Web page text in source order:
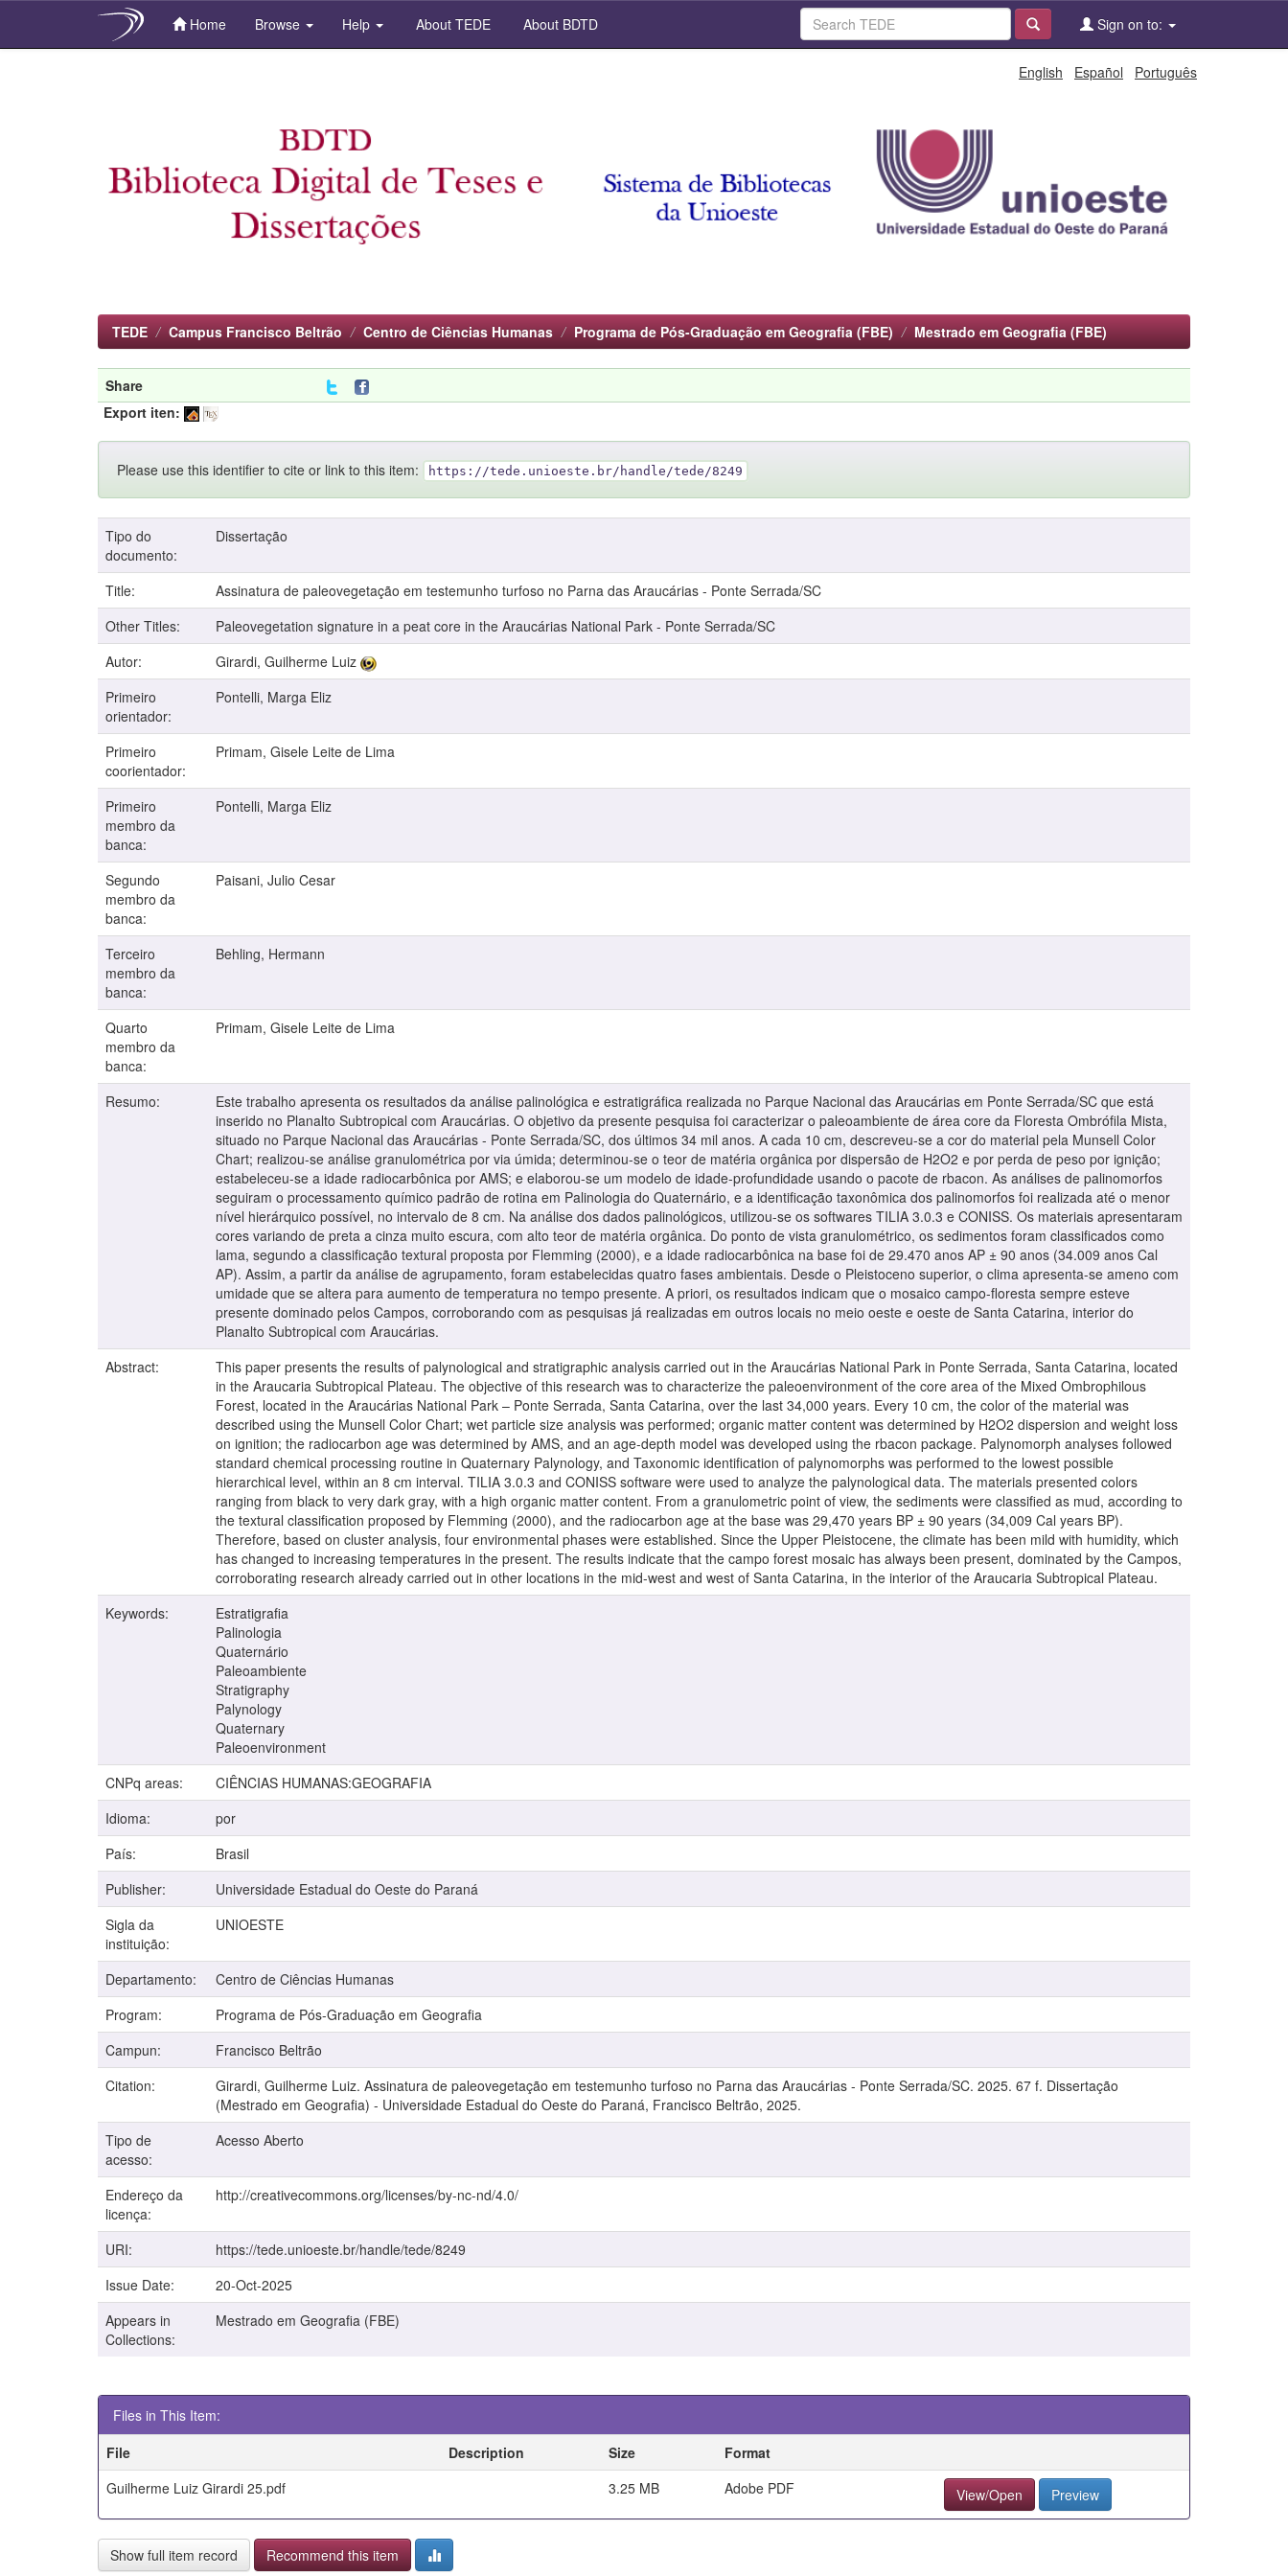
Home Browse Help About TEDE About BDTD Sign on to:
English Español Português
TEDE Campus Francisco Beltrão Centro de Ciências Humanas Programa de Pós-Graduação em Geografia (FBE) Mestrado em Geografia (FBE)
Share
Export iten:
Please use this identifier to cite or link to this item: https://tede.unioeste.br/handle/tede/8249
Tipo do
documento:
Dissertação
Title:
Assinatura de paleovegetação em testemunho turfoso no Parna das Araucárias - Ponte Serrada/SC
Other Titles:
Paleovegetation signature in a peat core in the Araucárias National Park - Ponte Serrada/SC
Autor:
Girardi, Guilherme Luiz
Primeiro
orientador:
Pontelli, Marga Eliz
Primeiro
coorientador:
Primam, Gisele Leite de Lima
Primeiro
membro da
banca:
Pontelli, Marga Eliz
Segundo
membro da
banca:
Paisani, Julio Cesar
Terceiro
membro da
banca:
Behling, Hermann
Quarto
membro da
banca:
Primam, Gisele Leite de Lima
Resumo:
Este trabalho apresenta os resultados da análise palinológica e estratigráfica realizada no Parque Nacional das Araucárias em Ponte Serrada/SC que está
inserido no Planalto Subtropical com Araucárias. O objetivo da presente pesquisa foi caracterizar o paleoambiente de área core da Floresta Ombrófila Mista,
situado no Parque Nacional das Araucárias - Ponte Serrada/SC, dos últimos 34 mil anos. A cada 10 cm, descreveu-se a cor do material pela Munsell Color
Chart; realizou-se análise granulométrica por via úmida; determinou-se o teor de matéria orgânica por dispersão de H2O2 e por perda de peso por ignição;
estabeleceu-se a idade radiocarbônica por AMS; e elaborou-se um modelo de idade-profundidade usando o pacote de rbacon. As análises de palinomorfos
seguiram o processamento químico padrão de rotina em Palinologia do Quaternário, e a identificação taxonômica dos palinomorfos foi realizada até o menor
nível hierárquico possível, no intervalo de 8 cm. Na análise dos dados palinológicos, utilizou-se os softwares TILIA 3.0.3 e CONISS. Os materiais apresentaram
cores variando de preta a cinza muito escura, com alto teor de matéria orgânica. Do ponto de vista granulométrico, os sedimentos foram classificados como
lama, segundo a classificação textural proposta por Flemming (2000), e a idade radiocarbônica na base foi de 29.470 anos AP ± 90 anos (34.009 anos Cal
AP). Assim, a partir da análise de agrupamento, foram estabelecidas quatro fases ambientais. Desde o Pleistoceno superior, o clima apresenta-se ameno com
umidade que se altera para aumento de temperatura no tempo presente. A priori, os resultados indicam que o mosaico campo-floresta sempre esteve
presente dominado pelos Campos, corroborando com as pesquisas já realizadas em outros locais no meio oeste e oeste de Santa Catarina, interior do
Planalto Subtropical com Araucárias.
Abstract:
This paper presents the results of palynological and stratigraphic analysis carried out in the Araucárias National Park in Ponte Serrada, Santa Catarina, located
in the Araucaria Subtropical Plateau. The objective of this research was to characterize the paleoenvironment of the core area of the Mixed Ombrophilous
Forest, located in the Araucárias National Park – Ponte Serrada, Santa Catarina, over the last 34,000 years. Every 10 cm, the color of the material was
described using the Munsell Color Chart; wet particle size analysis was performed; organic matter content was determined by H2O2 dispersion and weight loss
on ignition; the radiocarbon age was determined by AMS, and an age-depth model was developed using the rbacon package. Palynomorph analyses followed
standard chemical processing routine in Quaternary Palynology, and Taxonomic identification of palynomorphs was performed to the lowest possible
hierarchical level, within an 8 cm interval. TILIA 3.0.3 and CONISS software were used to analyze the palynological data. The materials presented colors
ranging from black to very dark gray, with a high organic matter content. From a granulometric point of view, the sediments were classified as mud, according to
the textural classification proposed by Flemming (2000), and the radiocarbon age at the base was 29,470 years BP ± 90 years (34,009 Cal years BP).
Therefore, based on cluster analysis, four environmental phases were established. Since the Upper Pleistocene, the climate has been mild with humidity, which
has changed to increasing temperatures in the present. The results indicate that the campo forest mosaic has always been present, dominated by the Campos,
corroborating research already carried out in other locations in the mid-west and west of Santa Catarina, in the interior of the Araucaria Subtropical Plateau.
Keywords:
Estratigrafia
Palinologia
Quaternário
Paleoambiente
Stratigraphy
Palynology
Quaternary
Paleoenvironment
CNPq areas:
CIÊNCIAS HUMANAS:GEOGRAFIA
Idioma:
por
País:
Brasil
Publisher:
Universidade Estadual do Oeste do Paraná
Sigla da
instituição:
UNIOESTE
Departamento:
Centro de Ciências Humanas
Program:
Programa de Pós-Graduação em Geografia
Campun:
Francisco Beltrão
Citation:
Girardi, Guilherme Luiz. Assinatura de paleovegetação em testemunho turfoso no Parna das Araucárias - Ponte Serrada/SC. 2025. 67 f. Dissertação
(Mestrado em Geografia) - Universidade Estadual do Oeste do Paraná, Francisco Beltrão, 2025.
Tipo de
acesso:
Acesso Aberto
Endereço da
licença:
http://creativecommons.org/licenses/by-nc-nd/4.0/
URI:
https://tede.unioeste.br/handle/tede/8249
Issue Date:
20-Oct-2025
Appears in
Collections:
Mestrado em Geografia (FBE)
Files in This Item:
File
Description Size
Format
Guilherme Luiz Girardi 25.pdf
3.25 MB Adobe PDF View/Open Preview
Show full item record Recommend this item